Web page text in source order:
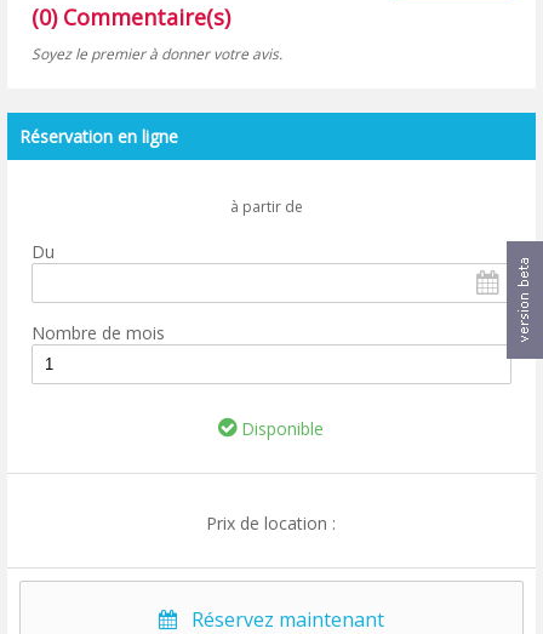
(0) Commentaire(s)
Soyez le premier à donner votre avis.
Réservation en ligne
à partir de
Du
Nombre de mois
Disponible
Prix de location :
Réservez maintenant